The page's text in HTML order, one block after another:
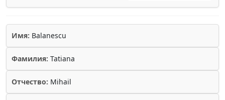
Имя: Balanescu
Фамилия: Tatiana
Отчество: Mihail